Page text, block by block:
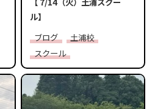
ル】
ブログ
土浦校
スクール